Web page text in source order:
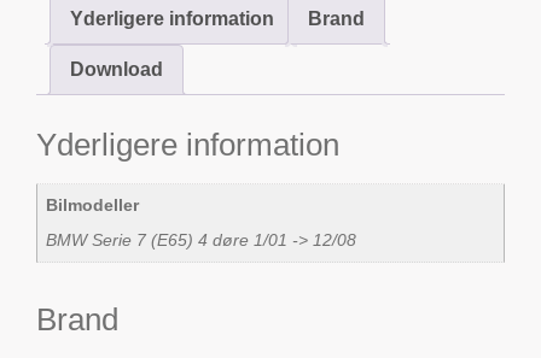
Yderligere information Brand
Download
Yderligere information
Bilmodeller
BMW Serie 7 (E65) 4 døre 1/01 -> 12/08
Brand